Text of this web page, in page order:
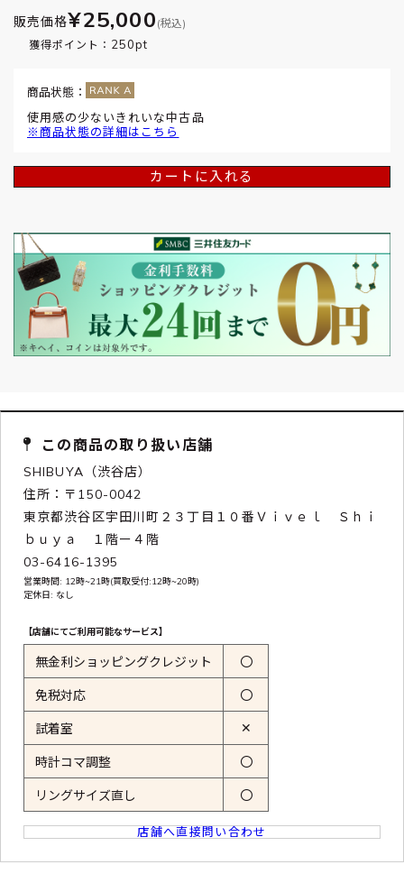
販売価格¥25,000 (税込)
獲得ポイント： 250pt
商品状態：
使用感の少ないきれいな中古品
※商品状態の詳細はこちら
カートに入れる
この商品の取り扱い店舗
SHIBUYA（渋谷店）
住所：〒150-0042
東京都渋谷区宇田川町２３丁目１０番Ｖｉｖｅｌ Ｓｈｉ
ｂｕｙａ １階ー４階
03-6416-1395
営業時間: 12時~21時(買取受付:12時~20時)
定休日: なし
【店舗にてご利用可能なサービス】
無金利ショッピングクレジット 〇
免税対応 〇
試着室 ✕
時計コマ調整 〇
リングサイズ直し 〇
店舗へ直接問い合わせ